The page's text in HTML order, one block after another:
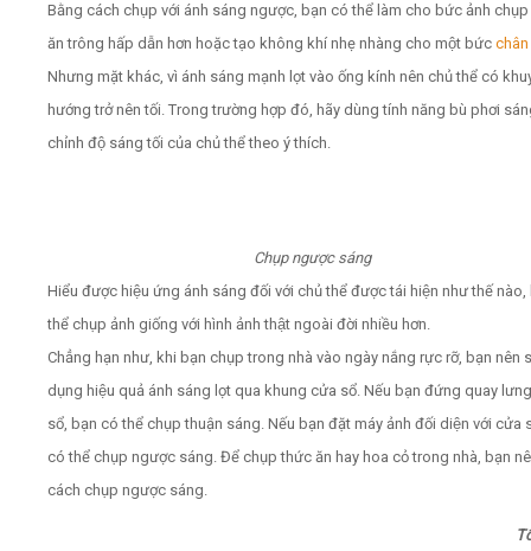
Bằng cách chụp với ánh sáng ngược, bạn có thể làm cho bức ảnh
ăn trông hấp dẫn hơn hoặc tạo không khí nhẹ nhàng cho một bức
Nhưng mặt khác, vì ánh sáng mạnh lọt vào ống kính nên chủ thể có
hướng trở nên tối. Trong trường hợp đó, hãy dùng tính năng bù phơi
chỉnh độ sáng tối của chủ thể theo ý thích.
Chụp ngược sáng
Hiểu được hiệu ứng ánh sáng đối với chủ thể được tái hiện như thế nào,
thể chụp ảnh giống với hình ảnh thật ngoài đời nhiều hơn.
Chẳng hạn như, khi bạn chụp trong nhà vào ngày nắng rực rỡ, bạn nên
dụng hiệu quả ánh sáng lọt qua khung cửa sổ. Nếu bạn đứng quay
sổ, bạn có thể chụp thuận sáng. Nếu bạn đặt máy ảnh đối diện với cửa
có thể chụp ngược sáng. Để chụp thức ăn hay hoa cỏ trong nhà, bạn
cách chụp ngược sáng.